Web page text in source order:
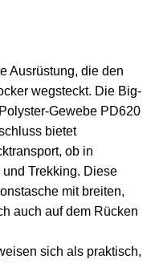
Ausrüstung, die den
wegsteckt. Die Big-
Gewebe PD620
bietet
ob in
Trekking. Diese
mit breiten,
auch auf dem Rücken
sich als praktisch,